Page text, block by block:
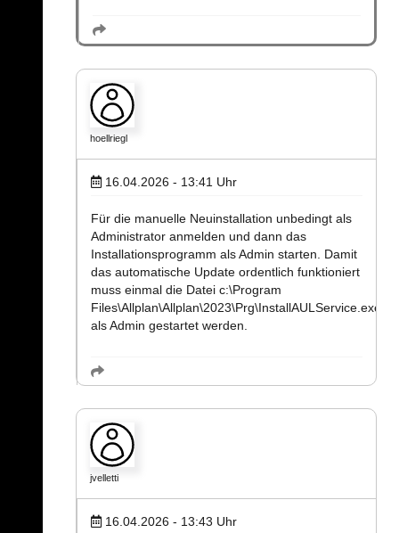
hoellriegl
16.04.2026 - 13:41 Uhr
Für die manuelle Neuinstallation unbedingt als
Administrator anmelden und dann das
Installationsprogramm als Admin starten. Damit
das automatische Update ordentlich funktioniert
muss einmal die Datei c:\Program
Files\Allplan\Allplan\2023\Prg\InstallAULService.exe
als Admin gestartet werden.
jvelletti
16.04.2026 - 13:43 Uhr